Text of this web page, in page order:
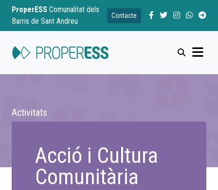
ProperESS Comunalitat dels
Barris de Sant Andreu
Contacte
Activitats
Acció i Cultura
Comunitària